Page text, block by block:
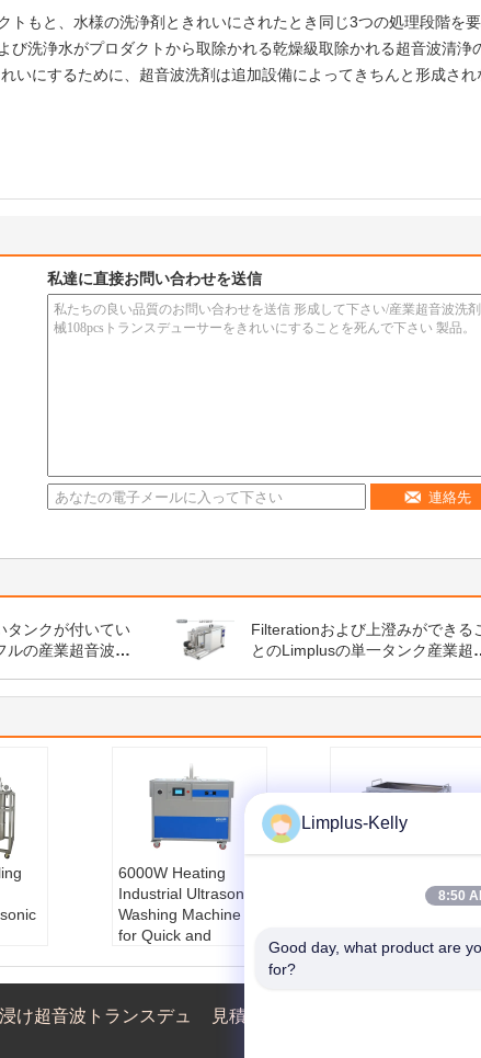
もと、水様の洗浄剤ときれいにされたとき同じ3つの処理段階を
洗浄水がプロダクトから取除かれる乾燥級取除かれる超音波清浄
いにするために、超音波洗剤は追加設備によってきちんと形成され
私達に直接お問い合わせを送信
連絡先
タンクが付いてい
ルの産業超音波洗
Filterationおよび上澄みができる
とのLimplusの単一タンク産業超
6000W Heating
Industrial Ultrasonic
Washing Machine
for Quick and
Woking Life:5-8 Y
Ultrasonic Cleaner
Industrial
け超音波トランスデュ
見積依頼
Limplus-Kelly
8:50
Good day, what product are
for?